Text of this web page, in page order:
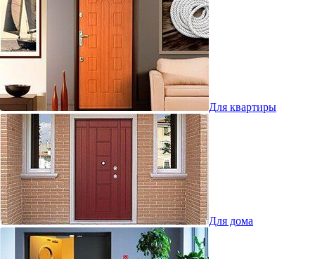
Для квартиры
Для дома